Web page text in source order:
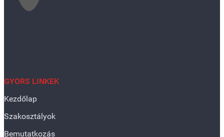
GYORS LINKEK
Kezdőlap
Szakosztályok
Bemutatkozás